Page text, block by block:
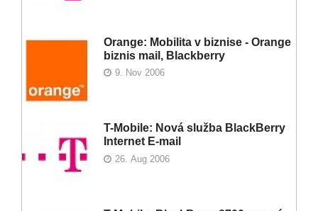
Orange: Mobilita v biznise - Orange
biznis mail, Blackberry
9. Nov 2006
T-Mobile: Nová služba BlackBerry
Internet E-mail
26. Aug 2006